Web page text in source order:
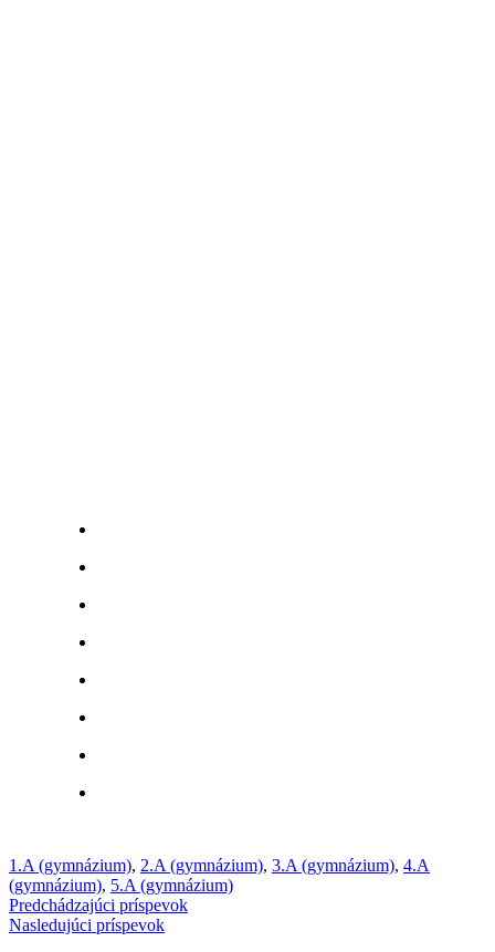
1.A (gymnázium), 2.A (gymnázium), 3.A (gymnázium), 4.A
(gymnázium), 5.A (gymnázium)
Predchádzajúci príspevok
Nasledujúci príspevok